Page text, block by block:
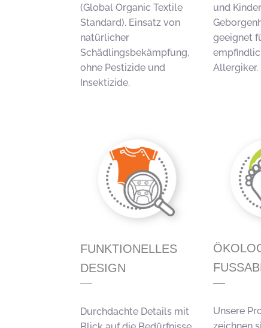
(Global Organic Textile
Standard). Einsatz von
natürlicher
Schädlingsbekämpfung,
ohne Pestizide und
Insektizide.
und
geeignet
Allergiker.
FUNKTIONELLES
DESIGN
Durchdachte Details mit
Unsere